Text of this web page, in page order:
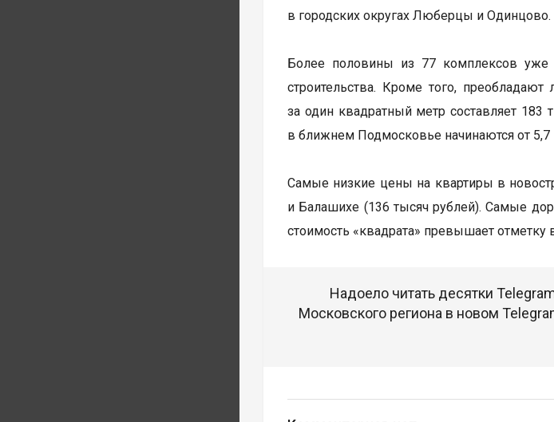
в городских округах Люберцы и Одинцово.
Более половины из 77 комплексов уже
строительства. Кроме того,
за один квадратный метр составляет
в ближнем Подмосковье начинаются от 5,7
Самые низкие цены на квартиры в
и Балашихе (136 тысяч рублей). Самые
стоимость «квадрата» превышает отметку
Надоело читать десятки
Московского региона в новом